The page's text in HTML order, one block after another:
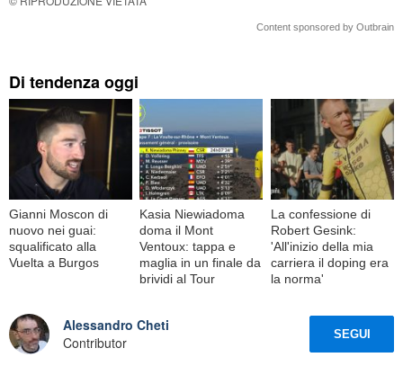
Content sponsored by Outbrain
Di tendenza oggi
Gianni Moscon di
nuovo nei guai:
squalificato alla
Vuelta a Burgos
Kasia Niewiadoma
doma il Mont
Ventoux: tappa e
maglia in un finale da
brividi al Tour
La confessione di
Robert Gesink:
'All'inizio della mia
carriera il doping era
la norma'
Alessandro Cheti
Contributor
SEGUI